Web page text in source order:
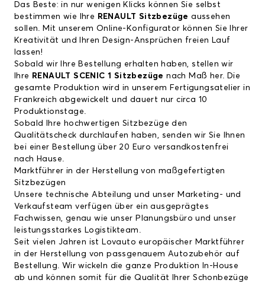
Das Beste: in nur wenigen Klicks können Sie selbst
bestimmen wie Ihre RENAULT Sitzbezüge aussehen
sollen. Mit unserem Online-Konfigurator können Sie Ihrer
Kreativität und Ihren Design-Ansprüchen freien Lauf
lassen!
Sobald wir Ihre Bestellung erhalten haben, stellen wir
Ihre RENAULT SCENIC 1 Sitzbezüge nach Maß her. Die
gesamte Produktion wird in unserem Fertigungsatelier in
Frankreich abgewickelt und dauert nur circa 10
Produktionstage.
Sobald Ihre hochwertigen Sitzbezüge den
Qualitätscheck durchlaufen haben, senden wir Sie Ihnen
bei einer Bestellung über 20 Euro versandkostenfrei
nach Hause.
Marktführer in der Herstellung von maßgefertigten
Sitzbezügen
Unsere technische Abteilung und unser Marketing- und
Verkaufsteam verfügen über ein ausgeprägtes
Fachwissen, genau wie unser Planungsbüro und unser
leistungsstarkes Logistikteam.
Seit vielen Jahren ist Lovauto europäischer Marktführer
in der Herstellung von passgenauem Autozubehör auf
Bestellung. Wir wickeln die ganze Produktion In-House
ab und können somit für die Qualität Ihrer Schonbezüge